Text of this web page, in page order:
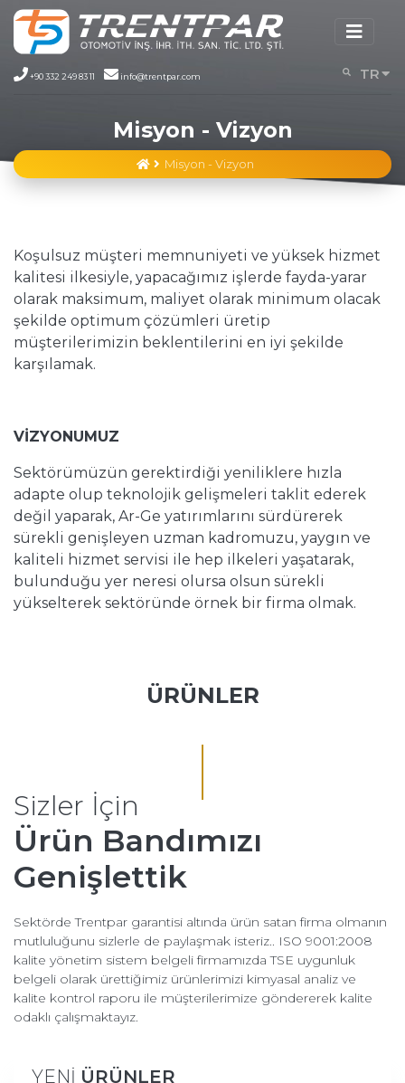
+90 332 249 83 11 info@trentpar.com TR
Misyon - Vizyon
Misyon - Vizyon
Koşulsuz müşteri memnuniyeti ve yüksek hizmet
kalitesi ilkesiyle, yapacağımız işlerde fayda-yarar
olarak maksimum, maliyet olarak minimum olacak
şekilde optimum çözümleri üretip
müşterilerimizin beklentilerini en iyi şekilde
karşılamak.
VİZYONUMUZ
Sektörümüzün gerektirdiği yeniliklere hızla
adapte olup teknolojik gelişmeleri taklit ederek
değil yaparak, Ar-Ge yatırımlarını sürdürerek
sürekli genişleyen uzman kadromuzu, yaygın ve
kaliteli hizmet servisi ile hep ilkeleri yaşatarak,
bulunduğu yer neresi olursa olsun sürekli
yükselterek sektöründe örnek bir firma olmak.
ÜRÜNLER
Sizler İçin
Ürün Bandımızı
Genişlettik
Sektörde Trentpar garantisi altında ürün satan firma olmanın
mutluluğunu sizlerle de paylaşmak isteriz.. ISO 9001:2008
kalite yönetim sistem belgeli firmamızda TSE uygunluk
belgeli olarak ürettiğimiz ürünlerimizi kimyasal analiz ve
kalite kontrol raporu ile müşterilerimize göndererek kalite
odaklı çalışmaktayız.
ÜRÜNLER
YENİ ÜRÜNLER